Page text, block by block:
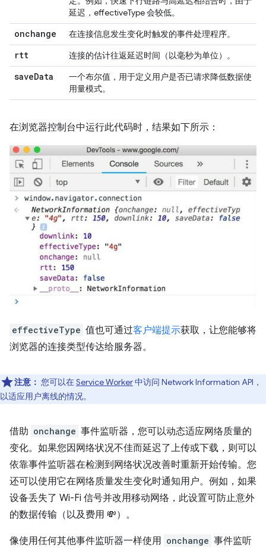
延迟，effectiveType 会较低。
onchange 在连接信息发生变化时触发的事件处理程序。
rtt 连接的估计往返延迟时间（以毫秒为单位）。
saveData
一个布尔值，用于定义用户是否已请求降低数据使
用量模式。
在浏览器控制台中运行此代码时，结果如下所示：
effectiveType 值也可通过客户端提示获取，让您能够将
浏览器的连接类型传达给服务器。
注意： 您可以在Service Worker中访问 Network Information API，
以适应用户离线的情况。
借助 onchange 事件监听器，您可以动态适应网络质量的
变化。如果您因网络状况不佳而延迟了上传或下载，则可以
依靠事件监听器在检测到网络状况改善时重新开始传输。您
还可以使用它在网络质量发生变化时通知用户。例如，如果
设备丢失了 Wi-Fi 信号并改用移动网络，此设置可防止意外
的数据传输（以及费用 💸）。
像使用任何其他事件监听器一样使用 onchange 事件监听